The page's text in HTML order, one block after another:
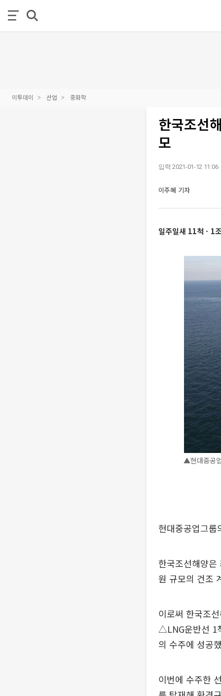
이투데이 산업 중화학
한국조선
모
입력 2021-01-12 11:06
이주혜 기자
일주일새 11척ㆍ1
▲현대중공
현대중공업그
한국조선해양
원 규모의 건조
이로써 한국조
△LNG운반선 1
의 수주에 성공
이번에 수주한